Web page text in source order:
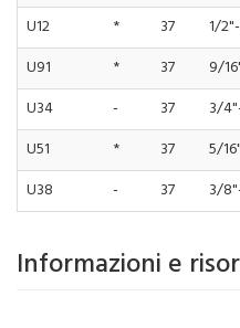
U12
* 37 1/
U91
* 37 9/
U34
- 37 3/
U51
* 37 5/
U38
- 37 3/
Informazioni e